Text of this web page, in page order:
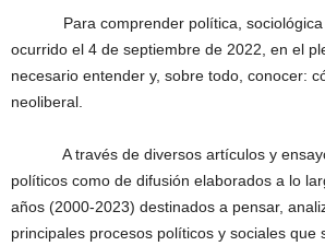
Para comprender política, sociológica
ocurrido el 4 de septiembre de 2022, en el
necesario entender y, sobre todo, conocer:
neoliberal.
A través de diversos artículos y
políticos como de difusión elaborados a lo
años (2000-2023) destinados a pensar,
principales procesos políticos y sociales que